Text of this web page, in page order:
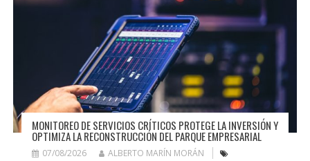
MONITOREO DE SERVICIOS CRÍTICOS PROTEGE LA INVERSIÓN Y
OPTIMIZA LA RECONSTRUCCIÓN DEL PARQUE EMPRESARIAL
07/08/2026
ALBERTO MARÍN MORÁN